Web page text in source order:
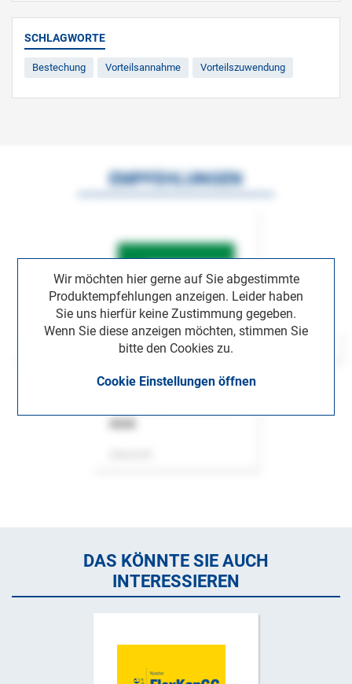
SCHLAGWORTE
Bestechung Vorteilsannahme Vorteilszuwendung
Wir möchten hier gerne auf Sie abgestimmte
Produktempfehlungen anzeigen. Leider haben
Sie uns hierfür keine Zustimmung gegeben.
Wenn Sie diese anzeigen möchten, stimmen Sie
bitte den Cookies zu.
Cookie Einstellungen öffnen
EMPFEHLUNGEN
DAS KÖNNTE SIE AUCH
INTERESSIEREN